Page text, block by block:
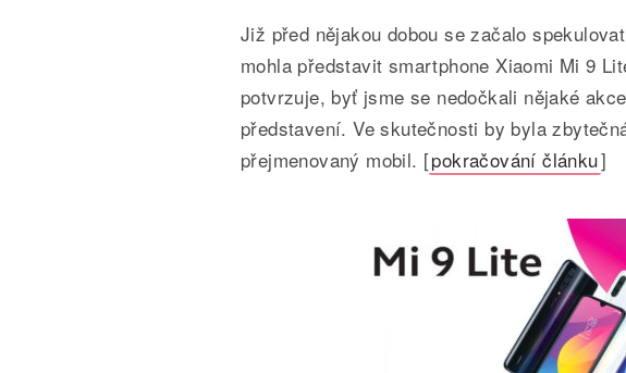
Již před nějakou dobou se začalo
mohla představit smartphone Xiaomi Mi 9
potvrzuje, byť jsme se nedočkali nějaké
představení. Ve skutečnosti by byla
přejmenovaný mobil. [pokračování článku]